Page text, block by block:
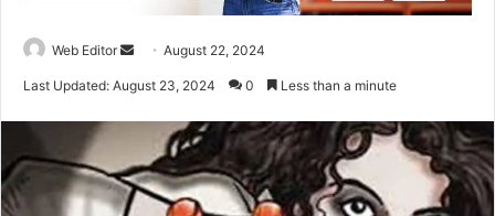
Web Editor
n
August 22, 2024
Last Updated: August 23, 2024 0 Less than a minute